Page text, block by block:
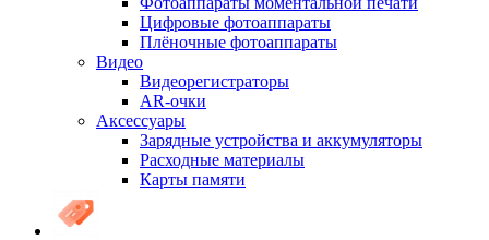
Цифровые фотоаппараты
Плёночные фотоаппараты
Видео
Видеорегистраторы
AR-очки
Аксессуары
Зарядные устройства и аккумуляторы
Расходные материалы
Карты памяти